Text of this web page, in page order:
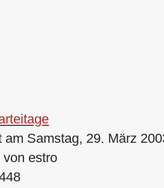
am Samstag, 29. März
von estro